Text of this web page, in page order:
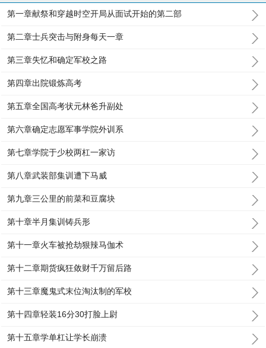
第一章献祭和穿越时空开局从面试开始的第二部
第二章士兵突击与附身每天一章
第三章失忆和确定军校之路
第四章出院锻炼高考
第五章全国高考状元林爸升副处
第六章确定志愿军事学院外训系
第七章学院于少校两杠一家访
第八章武装部集训遭下马威
第九章三公里的前菜和豆腐块
第十章半月集训铸兵形
第十一章火车被抢劫狠辣马伽术
第十二章期货疯狂敛财千万留后路
第十三章魔鬼式末位淘汰制的军校
第十四章轻装16分30打脸上尉
第十五章学单杠让学长崩溃